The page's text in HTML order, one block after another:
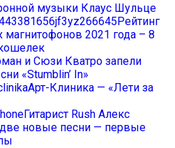
музыки Клаус Шульце
Рейтинг
2021 года – 8
и Сюзи Кватро запели
«Stumblin’ In»
Арт-Клиника — «Лети за
Гитарист Rush Алекс
новые песни — первые